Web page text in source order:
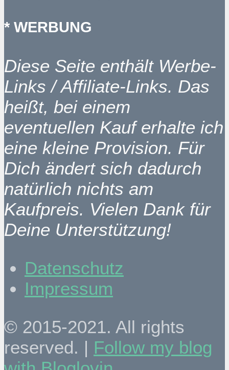
* WERBUNG
Diese Seite enthält Werbe-
Links / Affiliate-Links. Das
heißt, bei einem
eventuellen Kauf erhalte ich
eine kleine Provision. Für
Dich ändert sich dadurch
natürlich nichts am
Kaufpreis. Vielen Dank für
Deine Unterstützung!
Datenschutz
Impressum
© 2015-2021. All rights
reserved. | Follow my blog